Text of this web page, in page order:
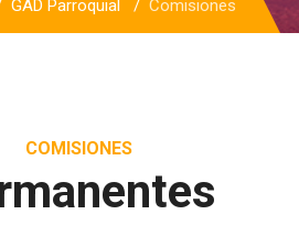
GAD Parroquial Comisiones
COMISIONES